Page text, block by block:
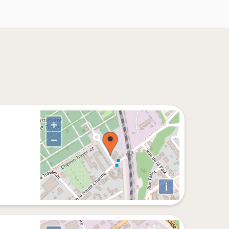
+
−
i